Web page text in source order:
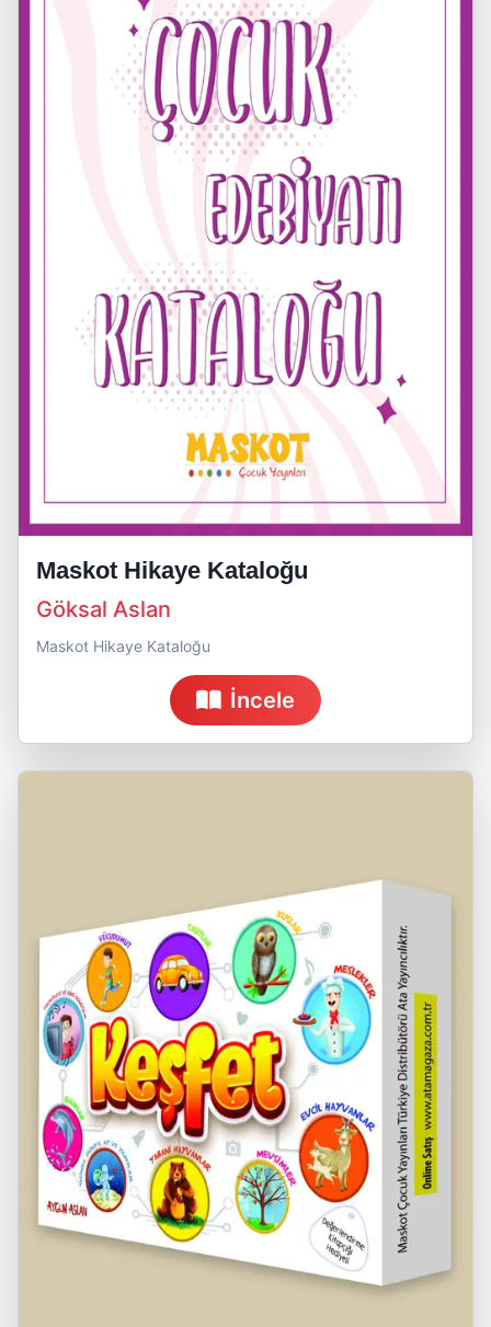
Maskot Hikaye Kataloğu
Göksal Aslan
Maskot Hikaye Kataloğu
İncele